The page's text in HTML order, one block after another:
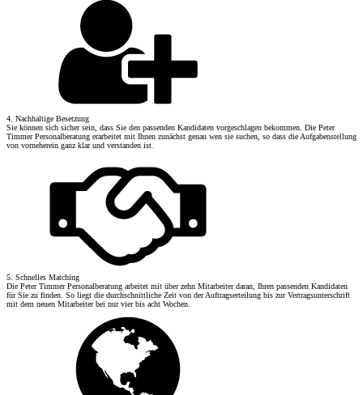
4. Nachhaltige Besetzung
Sie können sich sicher sein, dass Sie den passenden Kandidaten vorgeschlagen bekommen. Die Peter
Timmer Personalberatung erarbeitet mit Ihnen zunächst genau wen sie suchen, so dass die Aufgabenstellung
von vorneherein ganz klar und verstanden ist.
5. Schnelles Matching
Die Peter Timmer Personalberatung arbeitet mit über zehn Mitarbeiter daran, Ihren passenden Kandidaten
für Sie zu finden. So liegt die durchschnittliche Zeit von der Auftragserteilung bis zur Vertragsunterschrift
mit dem neuen Mitarbeiter bei nur vier bis acht Wochen.